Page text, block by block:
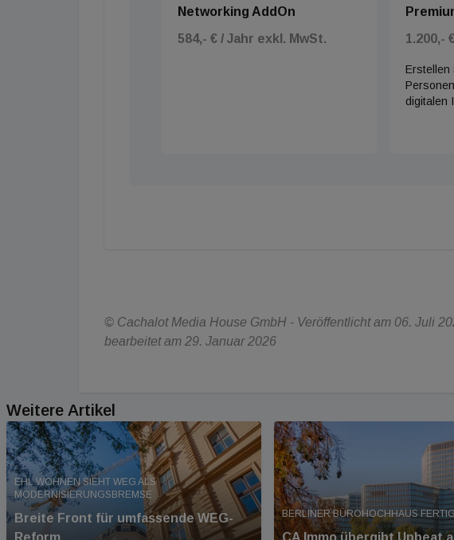
Networking AddOn
584,- € / Jahr exkl. MwSt.
1.200,-
Erstellen
digitalen
© Cachalot Media House GmbH - Veröffentlicht am 06. Juli
bearbeitet am 29. Januar 2026
Weitere Artikel
EHL WOHNEN SIEHT WEG ALS
MODERNISIERUNGSBREMSE
Breite Front für umfassende WEG-
Reform
BERLINER BÜROHOCHHAUS
CA Immo übergibt Upbeat